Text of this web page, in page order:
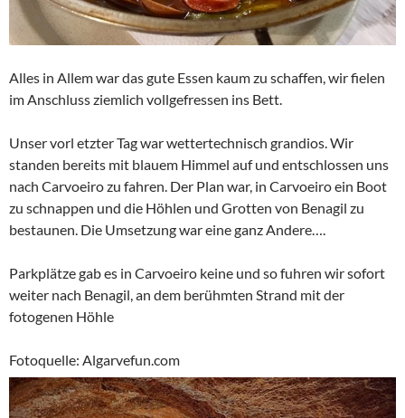
Alles in Allem war das gute Essen kaum zu schaffen, wir fielen
im Anschluss ziemlich vollgefressen ins Bett.
Unser vorl etzter Tag war wettertechnisch grandios. Wir
standen bereits mit blauem Himmel auf und entschlossen uns
nach Carvoeiro zu fahren. Der Plan war, in Carvoeiro ein Boot
zu schnappen und die Höhlen und Grotten von Benagil zu
bestaunen. Die Umsetzung war eine ganz Andere….
Parkplätze gab es in Carvoeiro keine und so fuhren wir sofort
weiter nach Benagil, an dem berühmten Strand mit der
fotogenen Höhle
Fotoquelle: Algarvefun.com